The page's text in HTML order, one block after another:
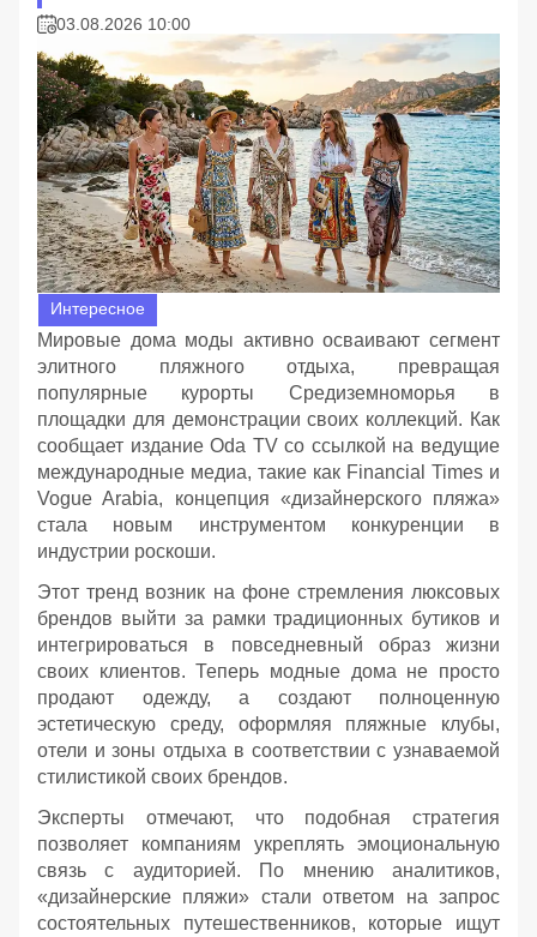
03.08.2026 10:00
Интересное
Мировые дома моды активно осваивают сегмент
элитного пляжного отдыха, превращая
популярные курорты Средиземноморья в
площадки для демонстрации своих коллекций. Как
сообщает издание Oda TV со ссылкой на ведущие
международные медиа, такие как Financial Times и
Vogue Arabia, концепция «дизайнерского пляжа»
стала новым инструментом конкуренции в
индустрии роскоши.
Этот тренд возник на фоне стремления люксовых
брендов выйти за рамки традиционных бутиков и
интегрироваться в повседневный образ жизни
своих клиентов. Теперь модные дома не просто
продают одежду, а создают полноценную
эстетическую среду, оформляя пляжные клубы,
отели и зоны отдыха в соответствии с узнаваемой
стилистикой своих брендов.
Эксперты отмечают, что подобная стратегия
позволяет компаниям укреплять эмоциональную
связь с аудиторией. По мнению аналитиков,
«дизайнерские пляжи» стали ответом на запрос
состоятельных путешественников, которые ищут